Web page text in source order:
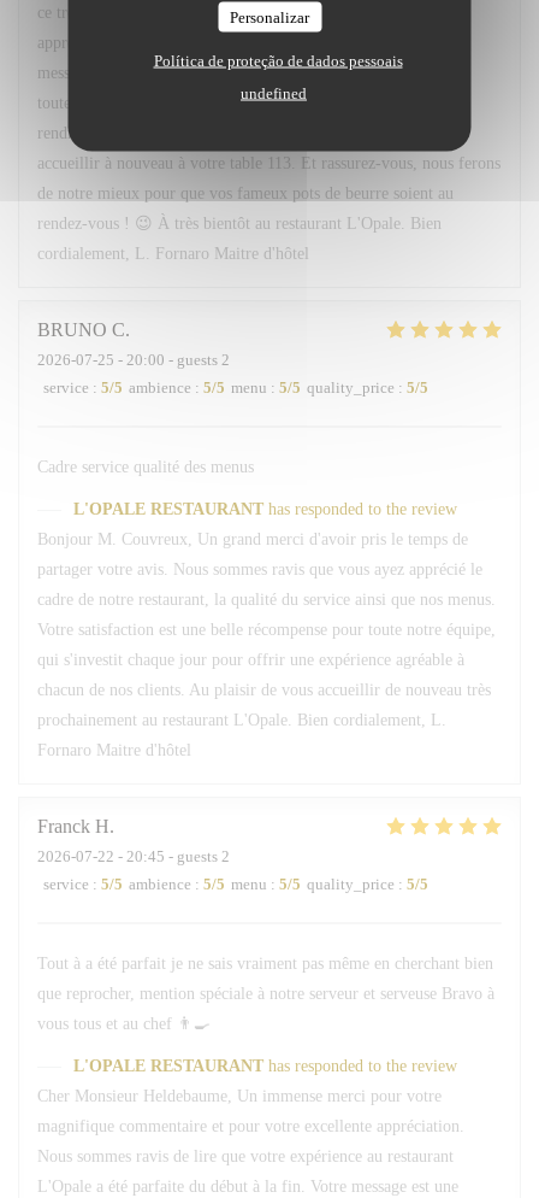
Personalizar
Política de proteção de dados pessoais
undefined
ce très gentil commentaire. Nous sommes ravis que vous ayez
apprécié l'accueil, le service ainsi que les plats proposés. Votre
message sera transmis avec grand plaisir à Léa, Hugo ainsi qu'à
toute l'équipe, qui seront ravis de savoir qu'ils ont contribué à
rendre votre soirée agréable. Nous serons très heureux de vous
accueillir à nouveau à votre table 113. Et rassurez-vous, nous ferons
de notre mieux pour que vos fameux pots de beurre soient au
rendez-vous ! 😉 À très bientôt au restaurant L'Opale. Bien
cordialement, L. Fornaro Maitre d'hôtel
BRUNO C
2026-07-25 - 20:00 - guests 2
service : 5/5 ambience : 5/5 menu : 5/5 quality_price : 5/5
Cadre service qualité des menus
L'OPALE RESTAURANT has responded to the review
Bonjour M. Couvreux, Un grand merci d'avoir pris le temps de
partager votre avis. Nous sommes ravis que vous ayez apprécié le
cadre de notre restaurant, la qualité du service ainsi que nos menus.
Votre satisfaction est une belle récompense pour toute notre équipe,
qui s'investit chaque jour pour offrir une expérience agréable à
chacun de nos clients. Au plaisir de vous accueillir de nouveau très
prochainement au restaurant L'Opale. Bien cordialement, L.
Fornaro Maitre d'hôtel
Franck H
2026-07-22 - 20:45 - guests 2
service : 5/5 ambience : 5/5 menu : 5/5 quality_price : 5/5
Tout à a été parfait je ne sais vraiment pas même en cherchant bien
que reprocher, mention spéciale à notre serveur et serveuse Bravo à
vous tous et au chef 👨‍🍳
L'OPALE RESTAURANT has responded to the review
Cher Monsieur Heldebaume, Un immense merci pour votre
magnifique commentaire et pour votre excellente appréciation.
Nous sommes ravis de lire que votre expérience au restaurant
L'Opale a été parfaite du début à la fin. Votre message est une